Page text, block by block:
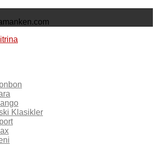
Klasikler